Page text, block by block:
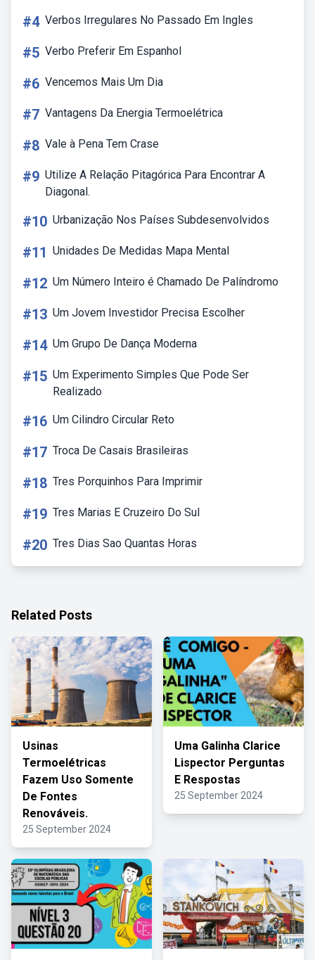
#4 Verbos Irregulares No Passado Em Ingles
#5 Verbo Preferir Em Espanhol
#6 Vencemos Mais Um Dia
#7 Vantagens Da Energia Termoelétrica
#8 Vale à Pena Tem Crase
#9 Utilize A Relação Pitagórica Para Encontrar A
Diagonal.
#10 Urbanização Nos Países Subdesenvolvidos
#11 Unidades De Medidas Mapa Mental
#12 Um Número Inteiro é Chamado De Palíndromo
#13 Um Jovem Investidor Precisa Escolher
#14 Um Grupo De Dança Moderna
#15 Um Experimento Simples Que Pode Ser
Realizado
#16 Um Cilindro Circular Reto
#17 Troca De Casais Brasileiras
#18 Tres Porquinhos Para Imprimir
#19 Tres Marias E Cruzeiro Do Sul
#20 Tres Dias Sao Quantas Horas
Related Posts
Usinas
Termoelétricas
Fazem Uso Somente
De Fontes
Renováveis.
25 September 2024
Uma Galinha Clarice
Lispector Perguntas
E Respostas
25 September 2024